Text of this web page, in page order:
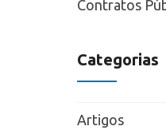
Contratos
Categorias
Artigos